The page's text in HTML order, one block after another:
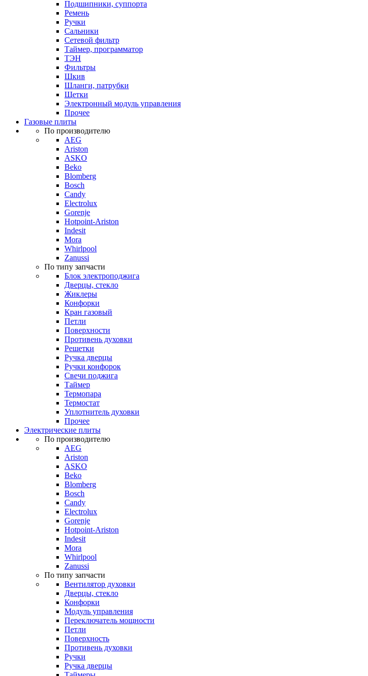
Подшипники, суппорта
Ремень
Ручки
Сальники
Сетевой фильтр
Таймер, программатор
ТЭН
Фильтры
Шкив
Шланги, патрубки
Щетки
Электронный модуль управления
Прочее
Газовые плиты
По производителю
AEG
Ariston
ASKO
Beko
Blomberg
Bosch
Candy
Electrolux
Gorenje
Hotpoint-Ariston
Indesit
Mora
Whirlpool
Zanussi
По типу запчасти
Блок электроподжига
Дверцы, стекло
Жиклеры
Конфорки
Кран газовый
Петли
Поверхности
Противень духовки
Решетки
Ручка дверцы
Ручки конфорок
Свечи поджига
Таймер
Термопара
Термостат
Уплотнитель духовки
Прочее
Электрические плиты
По производителю
AEG
Ariston
ASKO
Beko
Blomberg
Bosch
Candy
Electrolux
Gorenje
Hotpoint-Ariston
Indesit
Mora
Whirlpool
Zanussi
По типу запчасти
Вентилятор духовки
Дверцы, стекло
Конфорки
Модуль управления
Переключатель мощности
Петли
Поверхность
Противень духовки
Ручки
Ручка дверцы